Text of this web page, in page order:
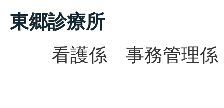
東郷診療所
看護係 事務管理